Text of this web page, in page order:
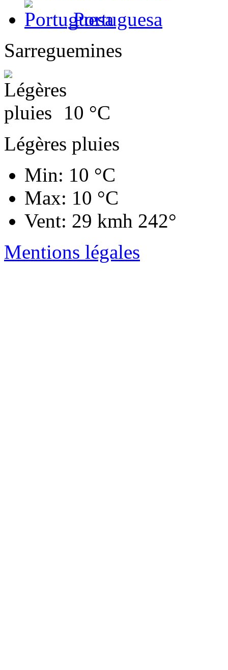
Portuguesa
Sarreguemines
10 °C
Légères pluies
Min: 10 °C
Max: 10 °C
Vent: 29 kmh 242°
Mentions légales